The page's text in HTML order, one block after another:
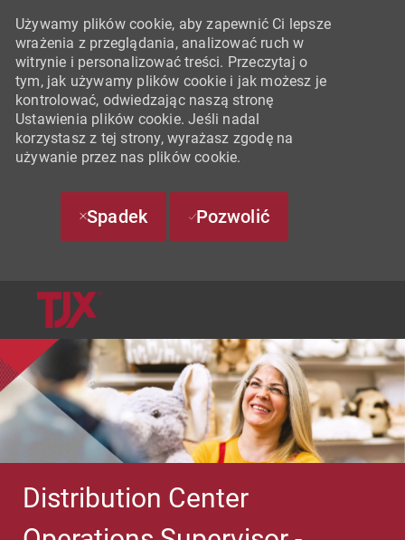
Używamy plików cookie, aby zapewnić Ci lepsze
wrażenia z przeglądania, analizować ruch w
witrynie i personalizować treści. Przeczytaj o
tym, jak używamy plików cookie i jak możesz je
kontrolować, odwiedzając naszą stronę
Ustawienia plików cookie. Jeśli nadal
korzystasz z tej strony, wyrażasz zgodę na
używanie przez nas plików cookie.
Spadek Pozwolić
Distribution Center